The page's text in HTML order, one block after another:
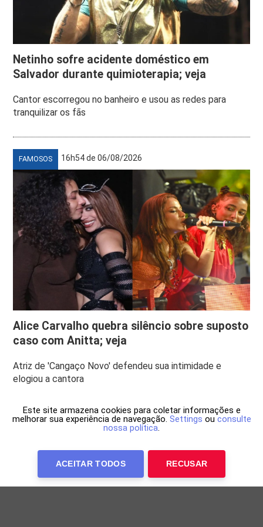
Netinho sofre acidente doméstico em
Salvador durante quimioterapia; veja
Cantor escorregou no banheiro e usou as redes para
tranquilizar os fãs
FAMOSOS 16h54 de 06/08/2026
Alice Carvalho quebra silêncio sobre suposto
caso com Anitta; veja
Atriz de 'Cangaço Novo' defendeu sua intimidade e
elogiou a cantora
Este site armazena cookies para coletar informações e
melhorar sua experiência de navegação. Settings ou consulte
nossa política.
ACEITAR TODOS RECUSAR